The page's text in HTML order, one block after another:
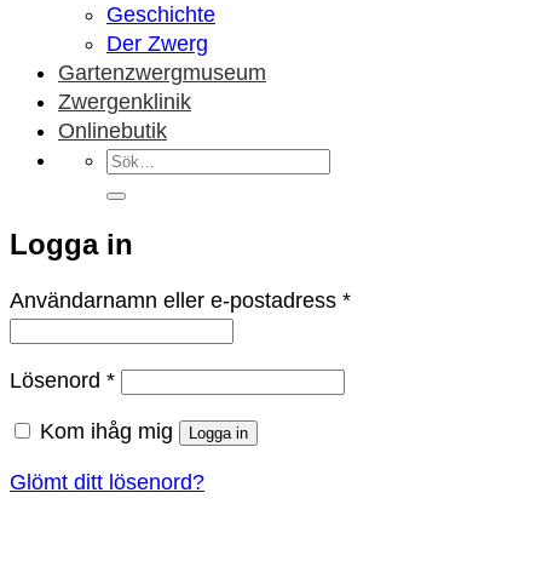
Geschichte
Der Zwerg
Gartenzwergmuseum
Zwergenklinik
Onlinebutik
Sök
efter:
Logga in
Användarnamn eller e-postadress *Obligatoriskt
Lösenord *Obligatoriskt
Kom ihåg mig Logga in
Glömt ditt lösenord?